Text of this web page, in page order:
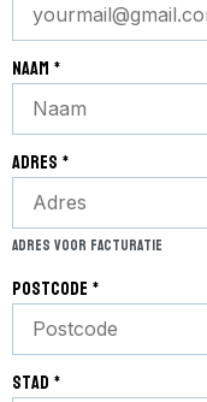
naam*
adres*
Adres voor facturatie
postcode*
stad*